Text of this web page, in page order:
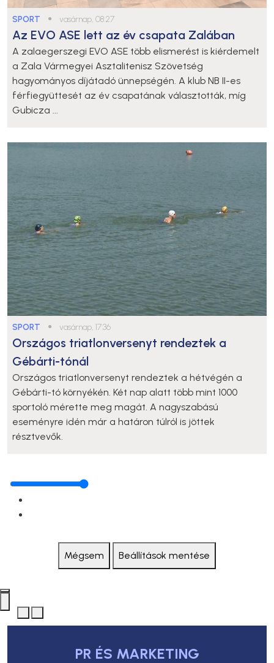
SPORT ● vasárnap, 08:27
Az EVO ASE lett az év csapata Zalában
A zalaegerszegi EVO ASE több elismerést is kiérdemelt
a Zala Vármegyei Asztalitenisz Szövetség
hagyományos díjátadó ünnepségén. A klub NB II-es
férfiegyüttesét az év csapatának választották, míg
Gubicza ...
SPORT ● vasárnap, 17:36
Országos triatlonversenyt rendeztek a
Gébárti-tónál
Országos triatlonversenyt rendeztek a hétvégén a
Gébárti-tó környékén. Két nap alatt több mint 1000
sportoló mérette meg magát. A nagyszabású
eseményre idén már a határon túlról is jöttek
résztvevők.
Mégsem Beállítások mentése
PR ÉS MARKETING